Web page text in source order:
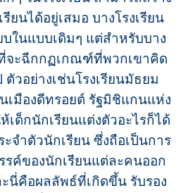
ยนได้อยู่เสมอ บางโรงเรียน
ในแบบเดิมๆ แต่สำหรับบาง
ที่จะฉีกกฏเกณฑ์ที่พวกเขาคิด
ตัวอย่างเช่นโรงเรียนมัธยม
เมืองดีทรอยต์ รัฐมิชิแกนแห่ง
ด็กนักเรียนแต่งตัวอะไรก็ได้
ะจำตัวนักเรียน ซึ่งถือเป็นการ
รค์ของนักเรียนแต่ละคนออก
นี่คือผลลัพธ์ที่เกิดขึ้น รับรอง